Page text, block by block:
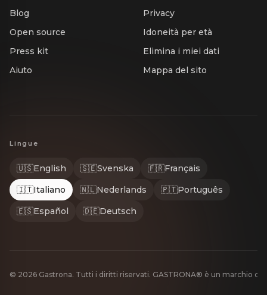
Blog
Open source
Press kit
Aiuto
Privacy
Idoneità per età
Elimina i miei dati
Mappa del sito
Lingue
🇺🇸English 🇸🇪Svenska 🇫🇷Français
🇮🇹Italiano 🇳🇱Nederlands 🇵🇹Português
🇪🇸Español 🇩🇪Deutsch
© 2026 Gastrona. Tutti i diritti riservati. GASTRONA® è un marchio